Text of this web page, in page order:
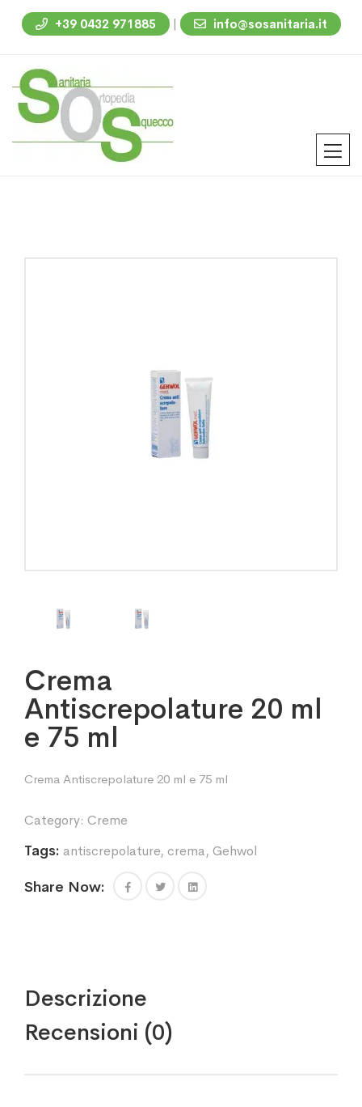
+39 0432 971885 | info@sosanitaria.it
Crema
Antiscrepolature 20 ml
e 75 ml
Crema Antiscrepolature 20 ml e 75 ml
Category: Creme
Tags: antiscrepolature, crema, Gehwol
Share Now:
Descrizione
Recensioni (0)